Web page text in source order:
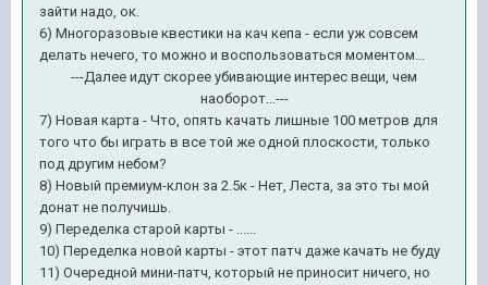
зайти надо, ок.
6) Многоразовые квестики на кач кепа - если уж совсем
делать нечего, то можно и воспользоваться моментом...
---Далее идут скорее убивающие интерес вещи, чем
наоборот...---
7) Новая карта - Что, опять качать лишные 100 метров для
того что бы играть в все той же одной плоскости, только
под другим небом?
8) Новый премиум-клон за 2.5к - Нет, Леста, за это ты мой
донат не получишь.
9) Переделка старой карты - ......
10) Переделка новой карты - этот патч даже качать не буду
11) Очередной мини-патч, который не приносит ничего, но